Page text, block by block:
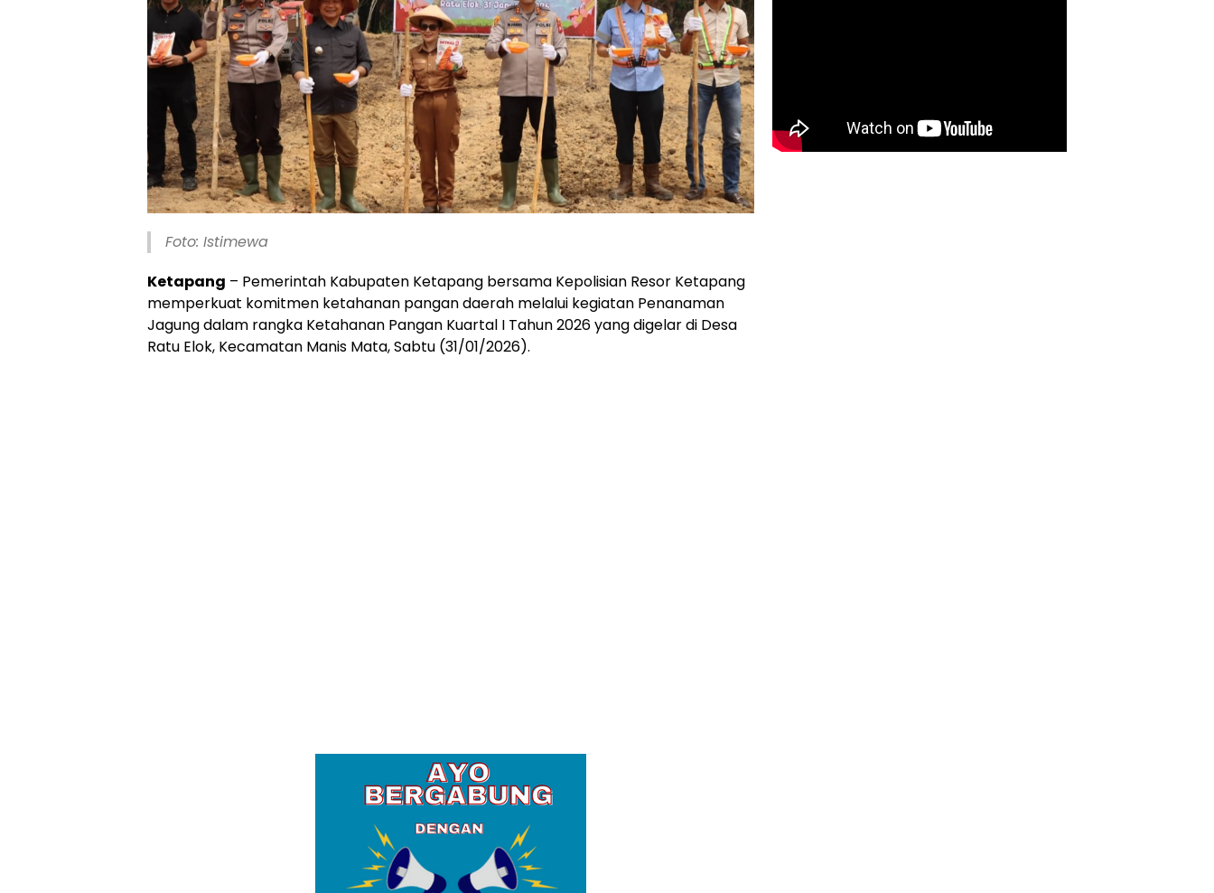
Foto: Istimewa
Ketapang – Pemerintah Kabupaten Ketapang bersama Kepolisian Resor Ketapang
memperkuat komitmen ketahanan pangan daerah melalui kegiatan Penanaman
Jagung dalam rangka Ketahanan Pangan Kuartal I Tahun 2026 yang digelar di Desa
Ratu Elok, Kecamatan Manis Mata, Sabtu (31/01/2026).